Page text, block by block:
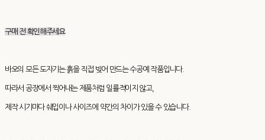
구매 전 확인해주세요
바오의 모든 도자기는 흙을 직접 빚어 만드는 수공예 작품입니다.
따라서 공장에서 찍어내는 제품처럼 일률적이지 않고,
제작 시기마다 쉐입이나 사이즈에 약간의 차이가 있을 수 있습니다.